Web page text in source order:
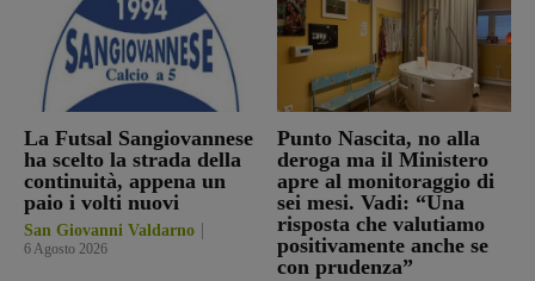
La Futsal Sangiovannese
ha scelto la strada della
continuità, appena un
paio i volti nuovi
San Giovanni Valdarno
6 Agosto 2026
Punto Nascita, no alla
deroga ma il Ministero
apre al monitoraggio di
sei mesi. Vadi: “Una
risposta che valutiamo
positivamente anche se
con prudenza”